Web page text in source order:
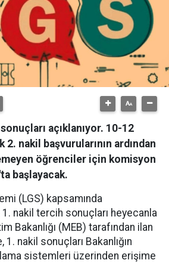
açıklanıyor. 10-12
2. nakil başvurularının ardından
öğrenciler için komisyon
başlayacak.
(LGS) kapsamında
nakil tercih sonuçları heyecanla
Bakanlığı (MEB) tarafından ilan
nakil sonuçları Bakanlığın
sistemleri üzerinden erişime